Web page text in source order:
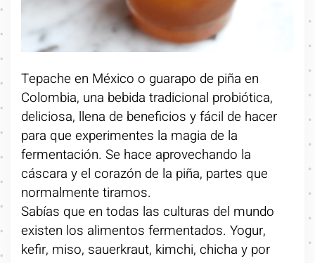
Tepache en México o guarapo de piña en
Colombia, una bebida tradicional probiótica,
deliciosa, llena de beneficios y fácil de hacer
para que experimentes la magia de la
fermentación. Se hace aprovechando la
cáscara y el corazón de la piña, partes que
normalmente tiramos.
Sabías que en todas las culturas del mundo
existen los alimentos fermentados. Yogur,
kefir, miso, sauerkraut, kimchi, chicha y por